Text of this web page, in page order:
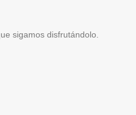
sigamos disfrutándolo.